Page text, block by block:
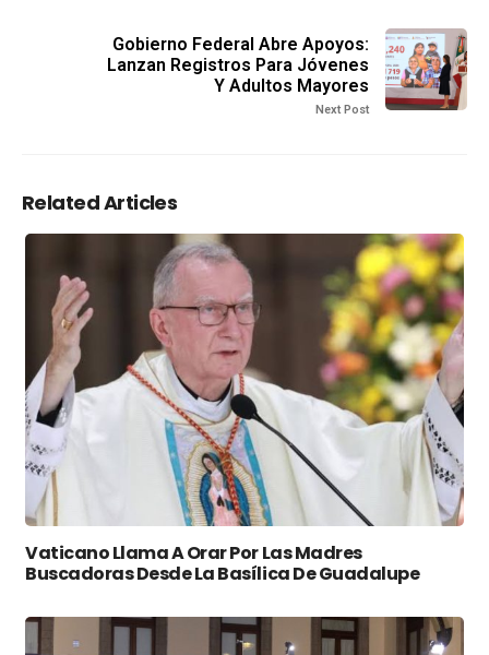
Gobierno Federal Abre Apoyos:
Lanzan Registros Para Jóvenes
Y Adultos Mayores
Next Post
Related Articles
Vaticano Llama A Orar Por Las Madres
Buscadoras Desde La Basílica De Guadalupe